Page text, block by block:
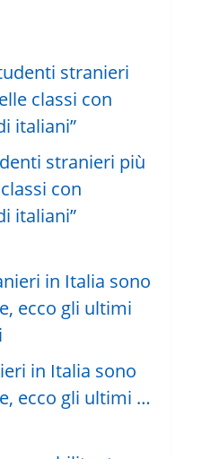
stranieri più
con
italiani”
in Italia sono
ecco gli ultimi …